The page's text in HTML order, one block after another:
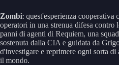
Zombi: quest'esperienza
operatori in una strenua difesa
panni di agenti di Requiem, una
sostenuta dalla CIA e guidata da
d'investigare e reprimere ogni sorta
il mondo.